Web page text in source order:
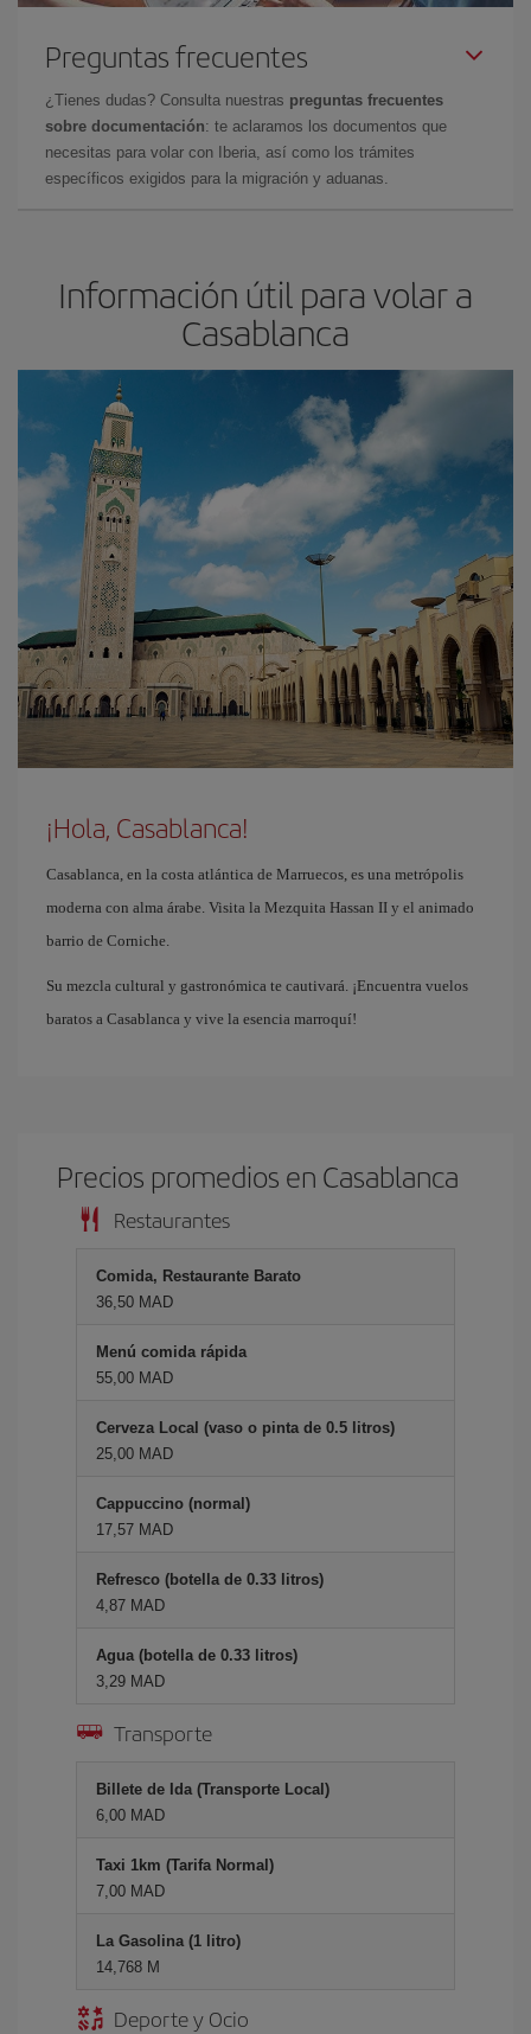
Preguntas frecuentes
¿Tienes dudas? Consulta nuestras preguntas frecuentes
sobre documentación: te aclaramos los documentos que
necesitas para volar con Iberia, así como los trámites
específicos exigidos para la migración y aduanas.
Información útil para volar a
Casablanca
¡Hola, Casablanca!
Casablanca, en la costa atlántica de Marruecos, es una metrópolis
moderna con alma árabe. Visita la Mezquita Hassan II y el animado
barrio de Corniche.
Su mezcla cultural y gastronómica te cautivará. ¡Encuentra vuelos
baratos a Casablanca y vive la esencia marroquí!
Precios promedios en Casablanca
Restaurantes
Comida, Restaurante Barato
36,50 MAD
Menú comida rápida
55,00 MAD
Cerveza Local (vaso o pinta de 0.5 litros)
25,00 MAD
Cappuccino (normal)
17,57 MAD
Refresco (botella de 0.33 litros)
4,87 MAD
Agua (botella de 0.33 litros)
3,29 MAD
Transporte
Billete de Ida (Transporte Local)
6,00 MAD
Taxi 1km (Tarifa Normal)
7,00 MAD
La Gasolina (1 litro)
14,768 M
Deporte y Ocio